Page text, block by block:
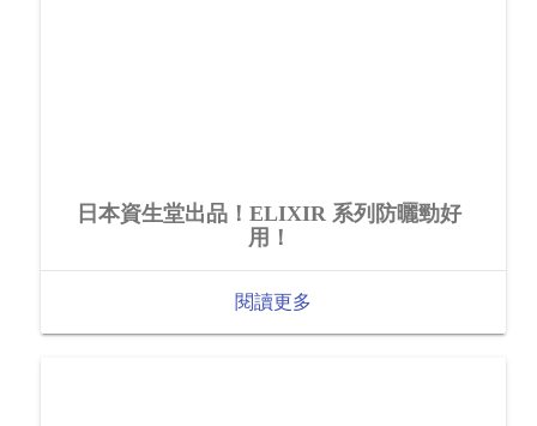
日本資生堂出品！ELIXIR 系列防曬勁好
用！
閱讀更多